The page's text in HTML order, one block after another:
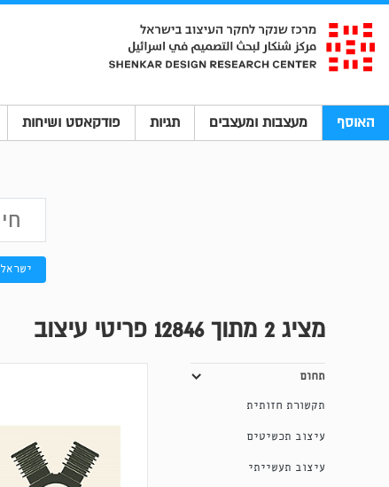
האוסף מעצבות ומעצבים תגיות פודקאסט ושיחות
ישראל
מציג 2 מתוך 12846 פריטי עיצוב
תחום
תקשורת חזותית
עיצוב תכשיטים
עיצוב תעשייתי